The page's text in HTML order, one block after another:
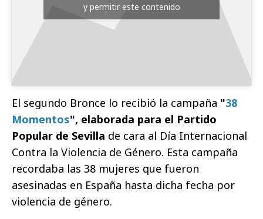
y permitir este contenido
El segundo Bronce lo recibió la campaña "38
Momentos", elaborada para el Partido
Popular de Sevilla de cara al Día Internacional
Contra la Violencia de Género. Esta campaña
recordaba las 38 mujeres que fueron
asesinadas en España hasta dicha fecha por
violencia de género.